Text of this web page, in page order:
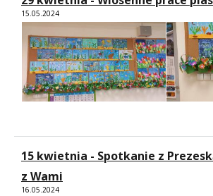
15.05.2024
15 kwietnia - Spotkanie z
z Wami
16.05.2024